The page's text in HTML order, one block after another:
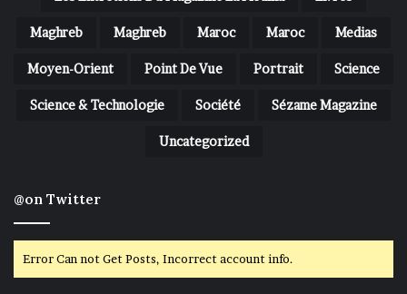
Maghreb Maghreb Maroc Maroc Medias
Moyen-Orient Point De Vue Portrait Science
Science & Technologie Société Sézame Magazine
Uncategorized
@on Twitter
Error Can not Get Posts, Incorrect account info.